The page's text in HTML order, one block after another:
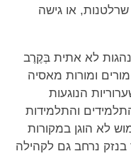
או גישה
לא אתית בְּקֶרֶב
ומורות מאסיה
הנוגעות
והתלמידות
לא הוגן במקורות
בנזק נרחב גם לקהילה